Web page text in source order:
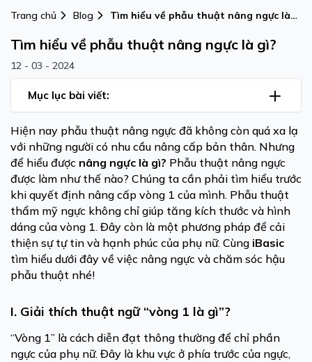
Trang chủ Blog
Tìm hiểu về phẫu thuật nâng ngực là
Tìm hiểu về phẫu thuật nâng ngực là gì?
12 - 03 - 2024
Mục lục bài viết:
Hiện nay phẫu thuật nâng ngực đã không còn quá xa lạ
với những người có nhu cầu nâng cấp bản thân. Nhưng
để hiểu được nâng ngực là gì? Phẫu thuật nâng ngực
được làm như thế nào? Chúng ta cần phải tìm hiểu trước
khi quyết định nâng cấp vòng 1 của mình. Phẫu thuật
thẩm mỹ ngực không chỉ giúp tăng kích thước và hình
dáng của vòng 1. Đây còn là một phương pháp để cải
thiện sự tự tin và hạnh phúc của phụ nữ. Cùng iBasic
tìm hiểu dưới đây về việc nâng ngực và chăm sóc hậu
phẫu thuật nhé!
I. Giải thích thuật ngữ “vòng 1 là gì”?
“Vòng 1” là cách diễn đạt thông thường để chỉ phần
ngực của phụ nữ. Đây là khu vực ở phía trước của ngực,